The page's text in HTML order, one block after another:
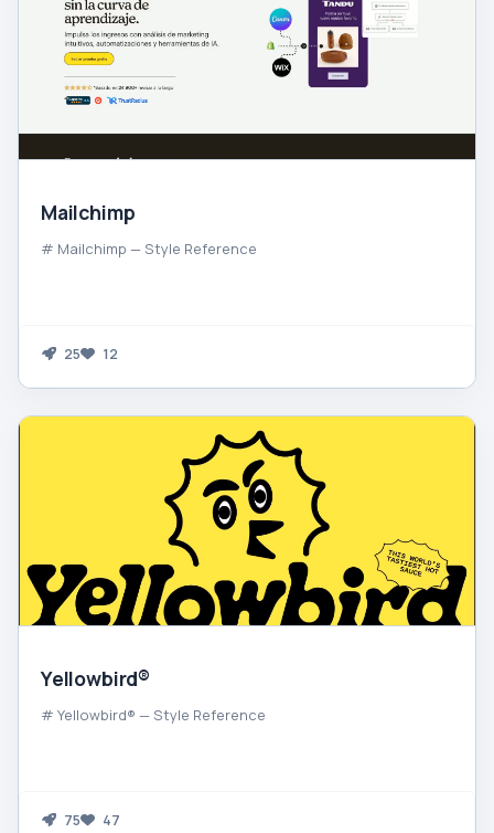
Mailchimp
# Mailchimp — Style Reference
25 12
Yellowbird®
# Yellowbird® — Style Reference
75 47